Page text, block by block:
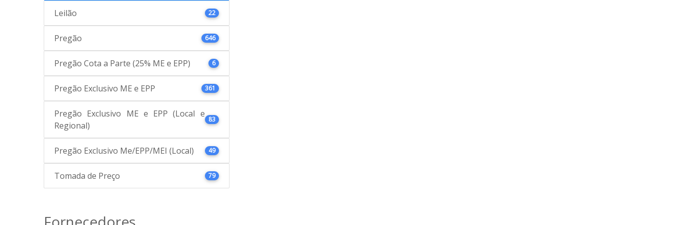
Leilão 22
Pregão 646
Pregão Cota a Parte (25% ME e EPP) 6
Pregão Exclusivo ME e EPP 361
Pregão Exclusivo ME e EPP (Local e
Regional)
83
Pregão Exclusivo Me/EPP/MEI (Local) 49
Tomada de Preço 79